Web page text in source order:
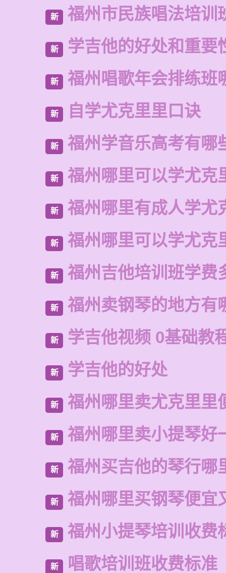
新 福州市民族唱法培训
新 学吉他的好处和重要
新 福州唱歌年会排练班
新 自学尤克里里口诀
新 福州学音乐高考有哪
新 福州哪里可以学尤克
新 福州哪里有成人学尤
新 福州哪里可以学尤克
新 福州吉他培训班学费
新 福州卖钢琴的地方有
新 学吉他视频 0基础教
新 学吉他的好处
新 福州哪里卖尤克里里
新 福州哪里卖小提琴好
新 福州买吉他的琴行哪
新 福州哪里买钢琴便宜
新 福州小提琴培训收费
新 唱歌培训班收费标准